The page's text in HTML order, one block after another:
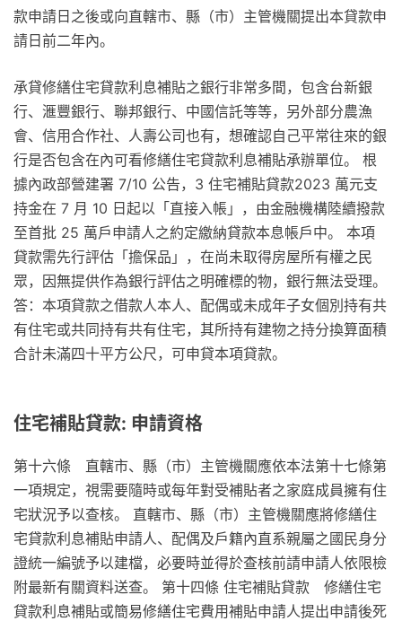
款申請日之後或向直轄市、縣（市）主管機關提出本貸款申
請日前二年內。
承貸修繕住宅貸款利息補貼之銀行非常多間，包含台新銀
行、滙豐銀行、聯邦銀行、中國信託等等，另外部分農漁
會、信用合作社、人壽公司也有，想確認自己平常往來的銀
行是否包含在內可看修繕住宅貸款利息補貼承辦單位。 根
據內政部營建署 7/10 公告，3 住宅補貼貸款2023 萬元支
持金在 7 月 10 日起以「直接入帳」，由金融機構陸續撥款
至首批 25 萬戶申請人之約定繳納貸款本息帳戶中。 本項
貸款需先行評估「擔保品」，在尚未取得房屋所有權之民
眾，因無提供作為銀行評估之明確標的物，銀行無法受理。
答：本項貸款之借款人本人、配偶或未成年子女個別持有共
有住宅或共同持有共有住宅，其所持有建物之持分換算面積
合計未滿四十平方公尺，可申貸本項貸款。
住宅補貼貸款: 申請資格
第十六條 直轄市、縣（市）主管機關應依本法第十七條第
一項規定，視需要隨時或每年對受補貼者之家庭成員擁有住
宅狀況予以查核。 直轄市、縣（市）主管機關應將修繕住
宅貸款利息補貼申請人、配偶及戶籍內直系親屬之國民身分
證統一編號予以建檔，必要時並得於查核前請申請人依限檢
附最新有關資料送查。 第十四條 住宅補貼貸款 修繕住宅
貸款利息補貼或簡易修繕住宅費用補貼申請人提出申請後死